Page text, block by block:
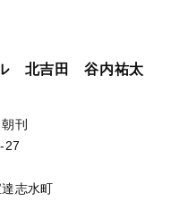
北吉田 谷内祐太
刊
27
志水町